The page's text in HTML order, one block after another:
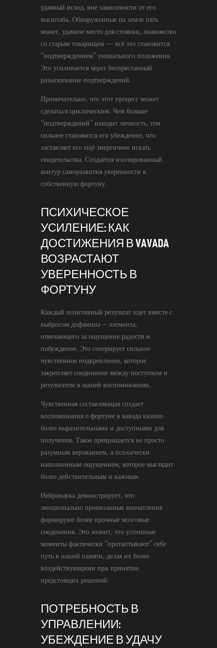
удачный исход, вне зависимости от его
масштаба. Обнаруженные на земле пять
монет, удачное место для стоянки, знакомство
со старым товарищем — всё это становится
“подтверждением” уникального положения.
Это усиливается через беспрестанный
разыскивание подтверждений.
Примечательно, что этот процесс может
сделаться циклическим. Чем больше
“подтверждений” находит личность, тем
сильнее становится его убеждение, что
заставляет его ещё энергичнее искать
свидетельства. Создаётся изолированный
контур саморазвития уверенности в
собственную фортуну.
ПСИХИЧЕСКОЕ
УСИЛЕНИЕ: КАК
ДОСТИЖЕНИЯ В VAVADA
ВОЗРАСТАЮТ
УВЕРЕННОСТЬ В
ФОРТУНУ
Каждый позитивный результат идет вместе с
выбросом дофамина – элемента,
отвечающего за ощущение радости и
побуждение. Это генерирует сильное
чувственное подкрепление, которое
закрепляет соединение между поступком и
результатом в нашей воспоминаниях.
Чувственная составляющая создает
воспоминания о фортуне в вавада казино
более выразительными и доступными для
получения. Такое превращается не просто
разумным верованием, а психически
наполненным ощущением, которое выглядит
более действительным и важным.
Нейронаука демонстрирует, что
эмоционально пронизанные впечатления
формируют более прочные мозговые
соединения. Это значит, что успешные
моменты фактически “протаптывают” себе
путь в нашей памяти, делая их более
воздействующими при принятии
предстоящих решений.
ПОТРЕБНОСТЬ В
УПРАВЛЕНИИ:
УБЕЖДЕНИЕ В УДАЧУ